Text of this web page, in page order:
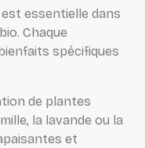
essentielle dans
Chaque
spécifiques
de plantes
la lavande ou la
et